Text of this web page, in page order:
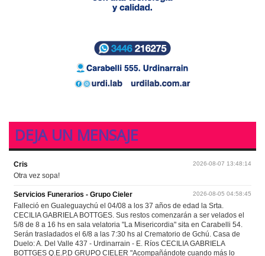
DEJA UN MENSAJE